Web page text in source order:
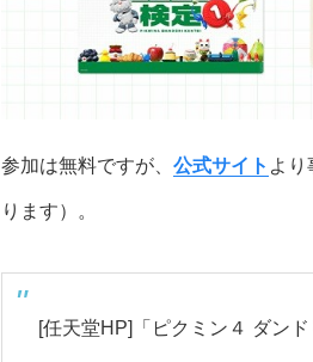
参加は無料ですが、 公式サイト よ
ります）。
[任天堂HP]「ピクミン４ ダン